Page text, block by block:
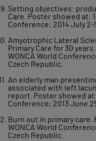
Setting objectives:
Care. Poster showed at:
Conference; 2014 July
Amyotrophic Lateral
Primary Care for 30
WONCA World
Czech Republic.
An elderly man
associated with left
report. Poster showed
Conference; 2013 June
Burn out in primary
WONCA World
Czech Republic.